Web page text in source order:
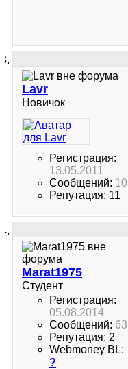
Lavr
Новичок
Регистрация:
13.05.2011
Сообщений: 10
Репутация: 11
Marat1975
Студент
Регистрация:
05.08.2014
Сообщений: 63
Репутация: 2
Webmoney BL:
?